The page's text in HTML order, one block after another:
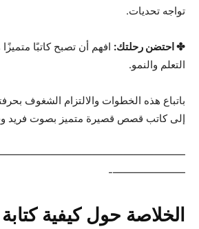
تواجه تحديات.
✤ احتضن رحلتك: افهم أن تصبح كاتبًا
التعلم والنمو.
باتباع هذه الخطوات والالتزام الشغوف
إلى كاتب قصص قصيرة متميز بصوت فريد
———————-
الخلاصة حول كيفية